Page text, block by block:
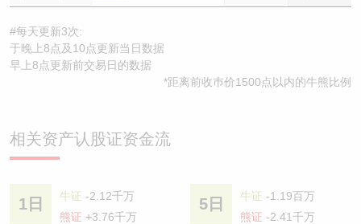
#每天更新3次:
于晚上8点及10点更新当日数据
早上8点更新前交易日的数据
*距离前收巿价1500点以内的牛熊比例
相关资产认股证资金流
1日 牛证 -2.12千万
熊证 +3.76千万
5日 牛证 -1.19百万
熊证 -2.41千万